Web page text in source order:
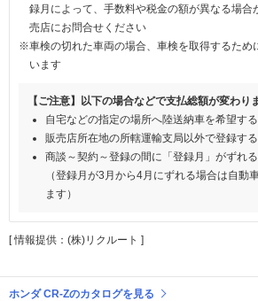
録月によって、手数料や税金の額が異なる場合
売店にお問合せください
※車検の切れた車両の場合、車検を取得するため
います
【ご注意】以下の場合などで支払総額が変わり
自宅などの指定の場所へ陸送納車を希望す
販売店所在地の所轄運輸支局以外で登録す
商談～契約～登録の間に「登録月」がずれ
（登録月が3月から4月にずれる場合は自動
ます）
[ 情報提供：(株)リクルート ]
ホンダ CR-Zのカタログを見る